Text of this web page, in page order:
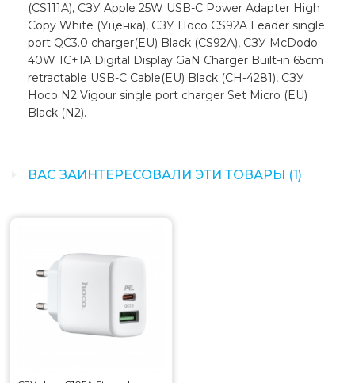
(CS111A), СЗУ Apple 25W USB-C Power Adapter High
Copy White (Уценка), СЗУ Hoco CS92A Leader single
port QC3.0 charger(EU) Black (CS92A), СЗУ McDodo
40W 1C+1A Digital Display GaN Charger Built-in 65cm
retractable USB-C Cable(EU) Black (CH-4281), СЗУ
Hoco N2 Vigour single port charger Set Micro (EU)
Black (N2).
ВАС ЗАИНТЕРЕСОВАЛИ ЭТИ ТОВАРЫ (1)